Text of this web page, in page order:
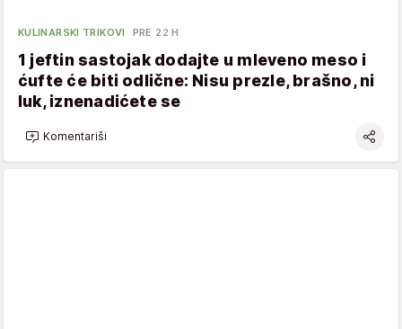
KULINARSKI TRIKOVI PRE 22 H
1 jeftin sastojak dodajte u mleveno meso i
ćufte će biti odlične: Nisu prezle, brašno, ni
luk, iznenadićete se
Komentariši